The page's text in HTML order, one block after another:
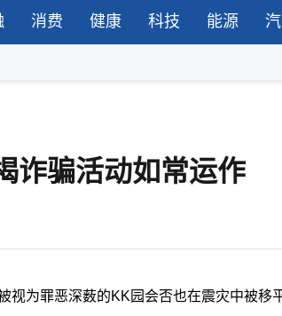
消费 健康 科技 能源
诈骗活动如常运作
视为罪恶深薮的KK园会否也在震灾中被移